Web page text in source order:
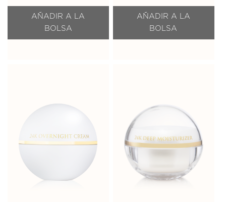
AÑADIR A LA
BOLSA
AÑADIR A LA
BOLSA